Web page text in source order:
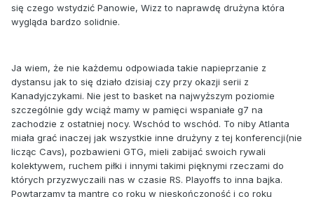
się czego wstydzić Panowie, Wizz to naprawdę drużyna która
wygląda bardzo solidnie.
Ja wiem, że nie każdemu odpowiada takie napieprzanie z
dystansu jak to się działo dzisiaj czy przy okazji serii z
Kanadyjczykami. Nie jest to basket na najwyższym poziomie
szczególnie gdy wciąż mamy w pamięci wspaniałe g7 na
zachodzie z ostatniej nocy. Wschód to wschód. To niby Atlanta
miała grać inaczej jak wszystkie inne drużyny z tej konferencji(nie
licząc Cavs), pozbawieni GTG, mieli zabijać swoich rywali
kolektywem, ruchem piłki i innymi takimi pięknymi rzeczami do
których przyzwyczaili nas w czasie RS. Playoffs to inna bajka.
Powtarzamy tą mantrę co roku w nieskończoność i co roku